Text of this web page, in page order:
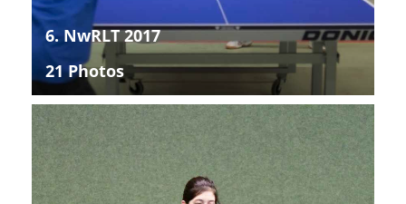
6. NwRLT 2017
21 Photos